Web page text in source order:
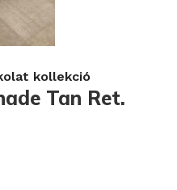
kollekció
Tan Ret.